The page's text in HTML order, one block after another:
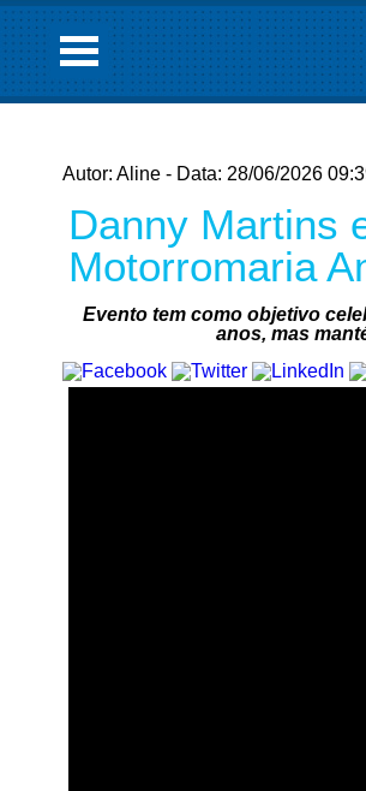
Autor: Aline - Data: 28/06/2026
Danny Martins
Motorromaria
Evento tem como objetivo
anos, mas